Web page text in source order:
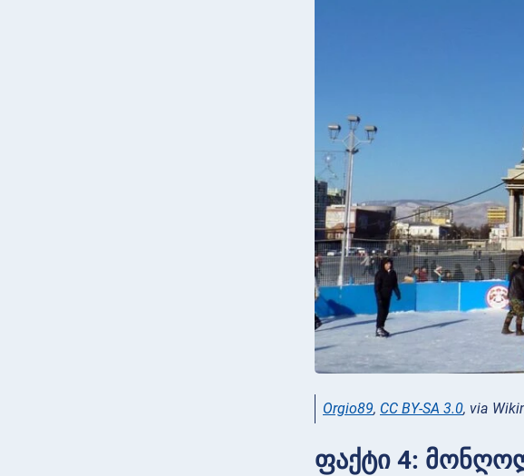
Orgio89, CC BY-SA 3.0, via
ფაქტი 4: